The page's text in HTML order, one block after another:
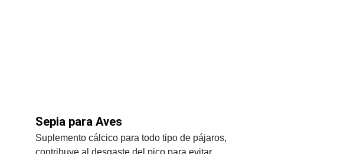
Sepia para Aves
Suplemento cálcico para todo tipo de pájaros,
contribuye al desgaste del pico para evitar